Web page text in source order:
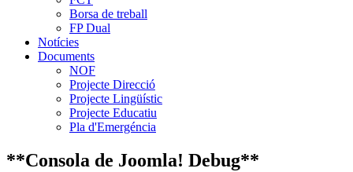
Borsa de treball
FP Dual
Notícies
Documents
NOF
Projecte Direcció
Projecte Lingüístic
Projecte Educatiu
Pla d'Emergéncia
**Consola de Joomla! Debug**